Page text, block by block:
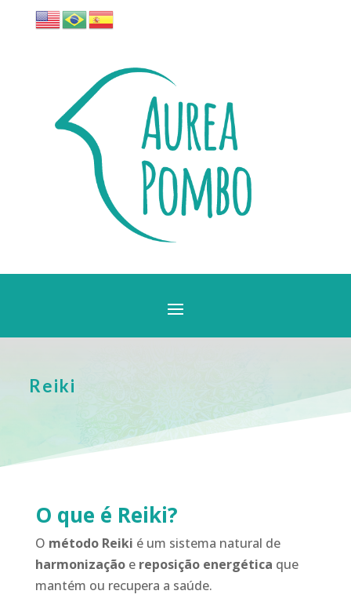
Reiki
O que é Reiki?
O método Reiki é um sistema natural de
harmonizaçãoe reposição energética que
mantém ou recupera a saúde.